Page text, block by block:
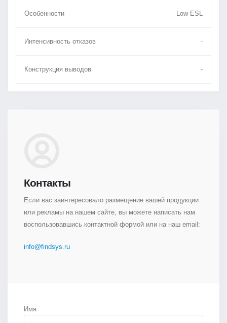
Особенности Low ESL
Интенсивность отказов -
Конструкция выводов -
Контакты
Если вас заинтересовало размещение вашей продукции
или рекламы на нашем сайте, вы можете написать нам
воспользовавшись контактной формой или на наш email:
info@findsys.ru
Имя